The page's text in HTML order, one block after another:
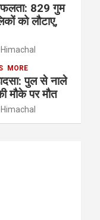
829 गुम
को लौटाए,
MORE
पुल से नाले
मौके पर मौत